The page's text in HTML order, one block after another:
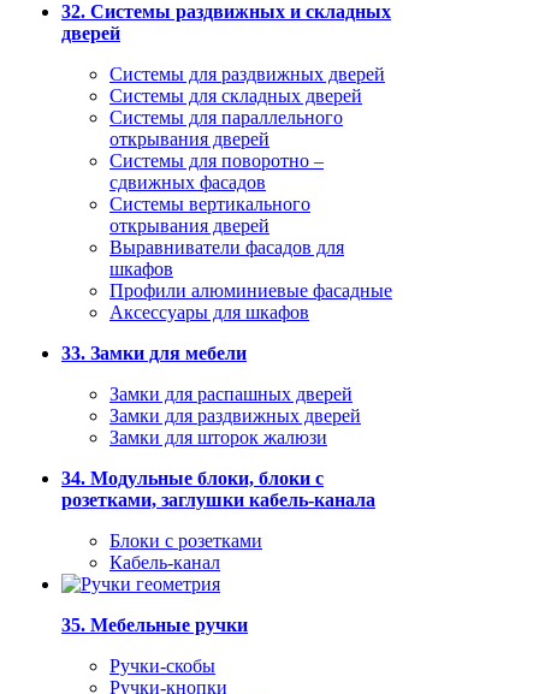
32. Системы раздвижных и складных
дверей
Системы для раздвижных дверей
Системы для складных дверей
Системы для параллельного
открывания дверей
Системы для поворотно –
сдвижных фасадов
Системы вертикального
открывания дверей
Выравниватели фасадов для
шкафов
Профили алюминиевые фасадные
Аксессуары для шкафов
33. Замки для мебели
Замки для распашных дверей
Замки для раздвижных дверей
Замки для шторок жалюзи
34. Модульные блоки, блоки с
розетками, заглушки кабель-канала
Блоки с розетками
Кабель-канал
35. Мебельные ручки
Ручки-скобы
Ручки-кнопки